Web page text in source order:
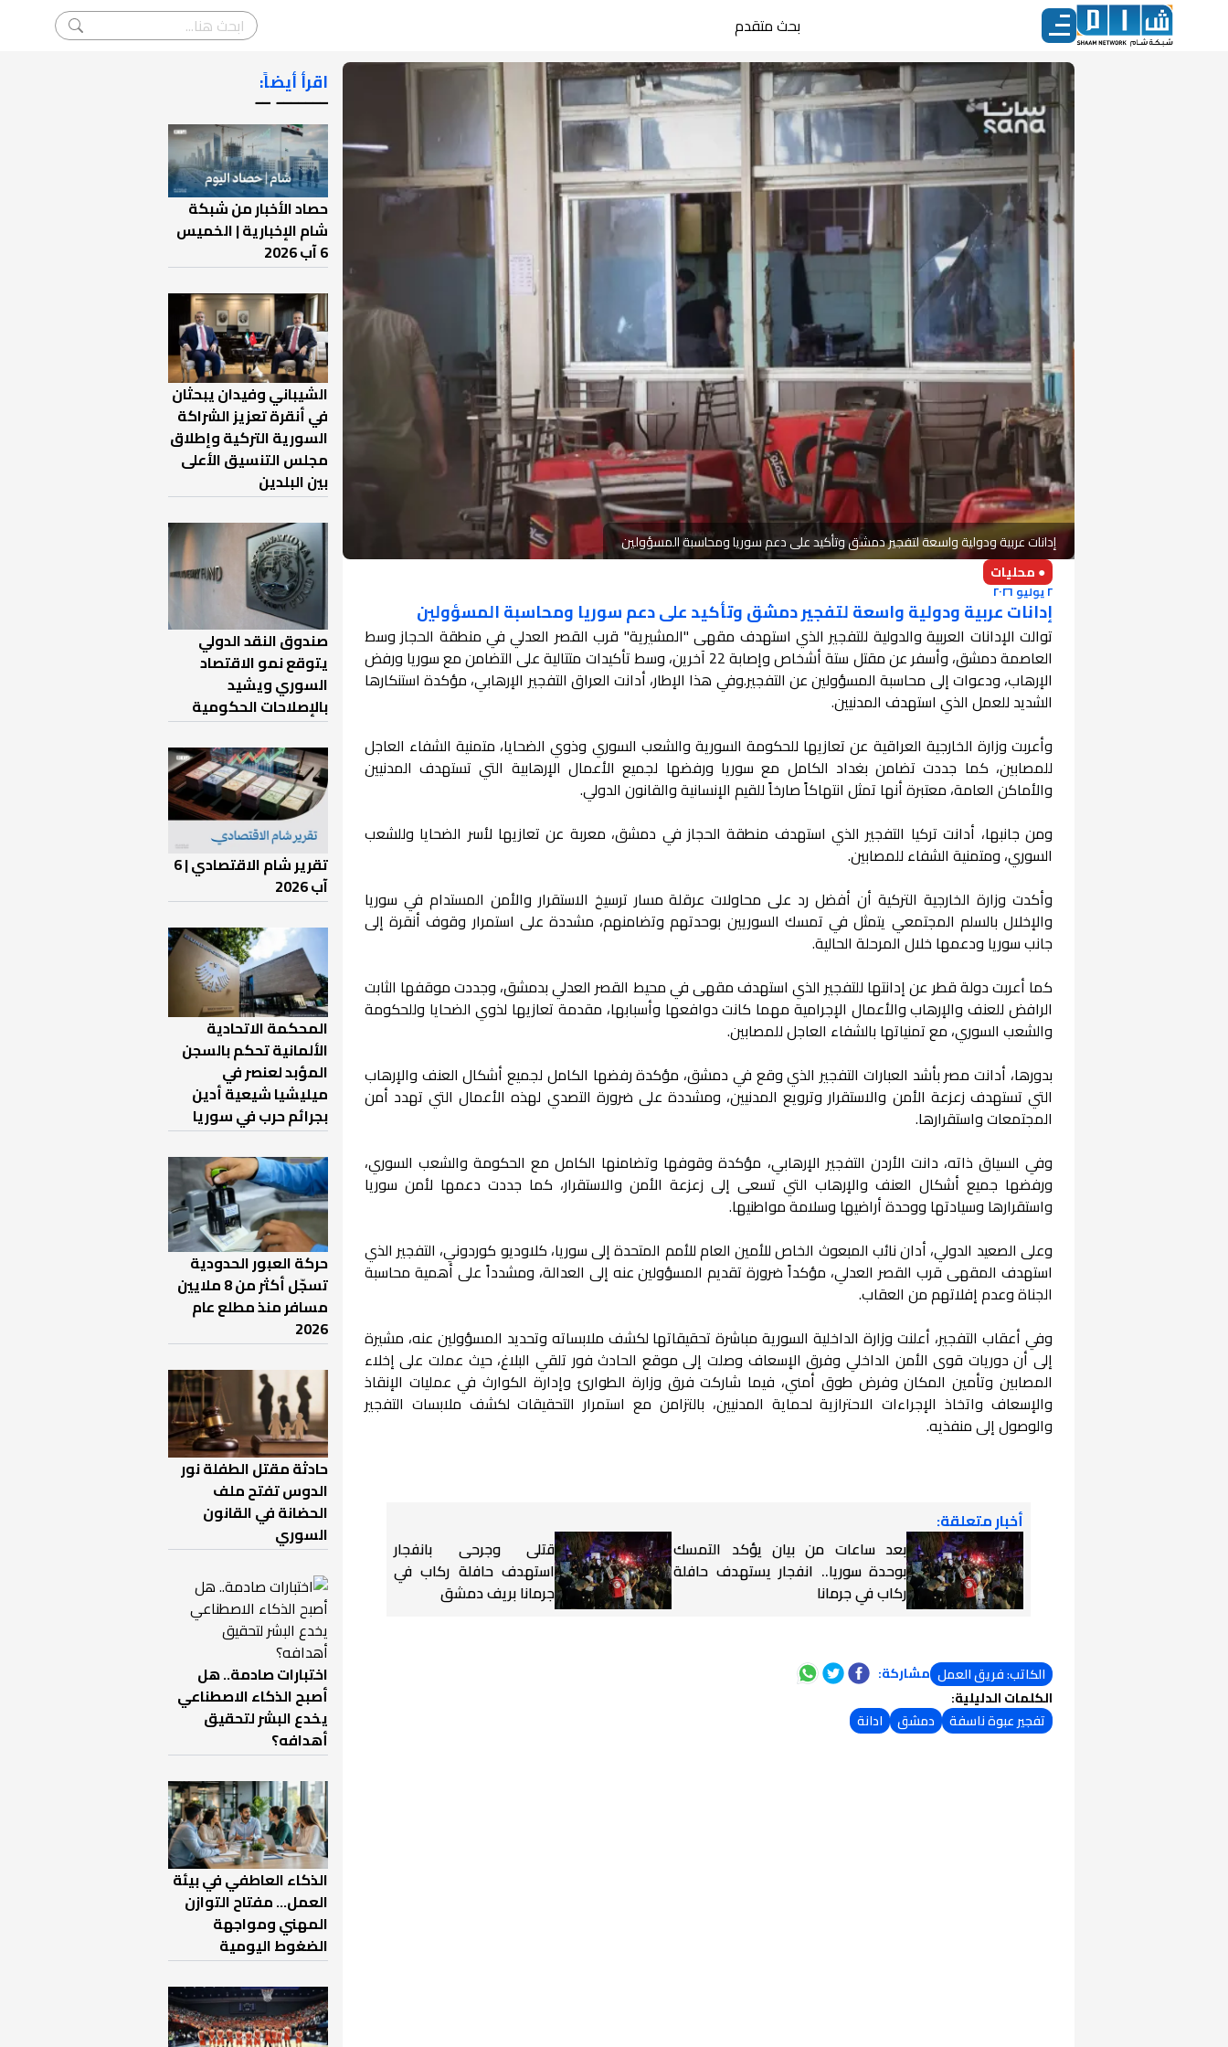
بحث متقدم
إدانات عربية ودولية واسعة لتفجير دمشق وتأكيد على دعم سوريا ومحاسبة المسؤولين
● محليات
٢ يوليو ٢٠٢٦
إدانات عربية ودولية واسعة لتفجير دمشق وتأكيد على دعم سوريا ومحاسبة المسؤولين
توالت الإدانات العربية والدولية للتفجير الذي استهدف مقهى "المشيرية" قرب القصر العدلي في منطقة الحجاز وسط
العاصمة دمشق، وأسفر عن مقتل ستة أشخاص وإصابة 22 آخرين، وسط تأكيدات متتالية على التضامن مع سوريا ورفض
الإرهاب، ودعوات إلى محاسبة المسؤولين عن التفجير.وفي هذا الإطار، أدانت العراق التفجير الإرهابي، مؤكدة استنكارها
الشديد للعمل الذي استهدف المدنيين.
وأعربت وزارة الخارجية العراقية عن تعازيها للحكومة السورية والشعب السوري وذوي الضحايا، متمنية الشفاء العاجل
للمصابين، كما جددت تضامن بغداد الكامل مع سوريا ورفضها لجميع الأعمال الإرهابية التي تستهدف المدنيين
والأماكن العامة، معتبرة أنها تمثل انتهاكاً صارخاً للقيم الإنسانية والقانون الدولي.
ومن جانبها، أدانت تركيا التفجير الذي استهدف منطقة الحجاز في دمشق، معربة عن تعازيها لأسر الضحايا وللشعب
السوري، ومتمنية الشفاء للمصابين.
وأكدت وزارة الخارجية التركية أن أفضل رد على محاولات عرقلة مسار ترسيخ الاستقرار والأمن المستدام في سوريا
والإخلال بالسلم المجتمعي يتمثل في تمسك السوريين بوحدتهم وتضامنهم، مشددة على استمرار وقوف أنقرة إلى
جانب سوريا ودعمها خلال المرحلة الحالية.
كما أعربت دولة قطر عن إدانتها للتفجير الذي استهدف مقهى في محيط القصر العدلي بدمشق، وجددت موقفها الثابت
الرافض للعنف والإرهاب والأعمال الإجرامية مهما كانت دوافعها وأسبابها، مقدمة تعازيها لذوي الضحايا وللحكومة
والشعب السوري، مع تمنياتها بالشفاء العاجل للمصابين.
بدورها، أدانت مصر بأشد العبارات التفجير الذي وقع في دمشق، مؤكدة رفضها الكامل لجميع أشكال العنف والإرهاب
التي تستهدف زعزعة الأمن والاستقرار وترويع المدنيين، ومشددة على ضرورة التصدي لهذه الأعمال التي تهدد أمن
المجتمعات واستقرارها.
وفي السياق ذاته، دانت الأردن التفجير الإرهابي، مؤكدة وقوفها وتضامنها الكامل مع الحكومة والشعب السوري،
ورفضها جميع أشكال العنف والإرهاب التي تسعى إلى زعزعة الأمن والاستقرار، كما جددت دعمها لأمن سوريا
واستقرارها وسيادتها ووحدة أراضيها وسلامة مواطنيها.
وعلى الصعيد الدولي، أدان نائب المبعوث الخاص للأمين العام للأمم المتحدة إلى سوريا، كلاوديو كوردوني، التفجير الذي
استهدف المقهى قرب القصر العدلي، مؤكداً ضرورة تقديم المسؤولين عنه إلى العدالة، ومشدداً على أهمية محاسبة
الجناة وعدم إفلاتهم من العقاب.
وفي أعقاب التفجير، أعلنت وزارة الداخلية السورية مباشرة تحقيقاتها لكشف ملابساته وتحديد المسؤولين عنه، مشيرة
إلى أن دوريات قوى الأمن الداخلي وفرق الإسعاف وصلت إلى موقع الحادث فور تلقي البلاغ، حيث عملت على إخلاء
المصابين وتأمين المكان وفرض طوق أمني، فيما شاركت فرق وزارة الطوارئ وإدارة الكوارث في عمليات الإنقاذ
والإسعاف واتخاذ الإجراءات الاحترازية لحماية المدنيين، بالتزامن مع استمرار التحقيقات لكشف ملابسات التفجير
والوصول إلى منفذيه.
أخبار متعلقة:
بعد ساعات من بيان يؤكد التمسك
بوحدة سوريا.. انفجار يستهدف حافلة
ركاب في جرمانا
قتلى وجرحى بانفجار
استهدف حافلة ركاب في
جرمانا بريف دمشق
الكاتب: فريق العمل مشاركة:
الكلمات الدليلية:
تفجير عبوة ناسفة
دمشق ادانة
اقرأ أيضاً:
ـــــــ ــ
حصاد الأخبار من شبكة
شام الإخبارية | الخميس
6 آب 2026
الشيباني وفيدان يبحثان
في أنقرة تعزيز الشراكة
السورية التركية وإطلاق
مجلس التنسيق الأعلى
بين البلدين
صندوق النقد الدولي
يتوقع نمو الاقتصاد
السوري ويشيد
بالإصلاحات الحكومية
تقرير شام الاقتصادي | 6
آب 2026
المحكمة الاتحادية
الألمانية تحكم بالسجن
المؤبد لعنصر في
ميليشيا شيعية أدين
بجرائم حرب في سوريا
حركة العبور الحدودية
تسجّل أكثر من 8 ملايين
مسافر منذ مطلع عام
2026
حادثة مقتل الطفلة نور
الدوس تفتح ملف
الحضانة في القانون
السوري
اختبارات صادمة.. هل
أصبح الذكاء الاصطناعي
يخدع البشر لتحقيق
أهدافه؟
الذكاء العاطفي في بيئة
العمل… مفتاح التوازن
المهني ومواجهة
الضغوط اليومية